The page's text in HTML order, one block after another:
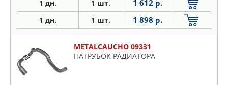
1 дн. 1 шт. 1 612 р.
1 дн. 1 шт. 1 898 р.
METALCAUCHO 09331
ПАТРУБОК РАДИАТОРА